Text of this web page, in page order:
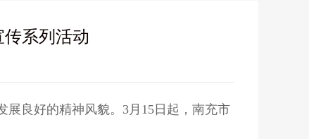
系列活动
良好的精神风貌。3月15日起，南充市